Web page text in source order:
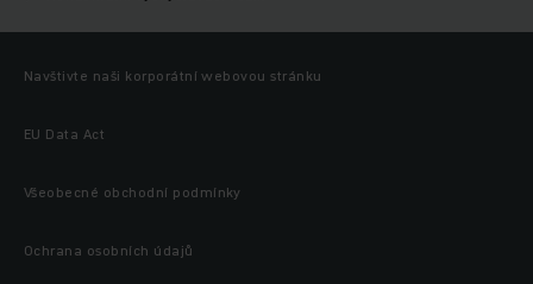
Navštivte naši korporátní webovou stránku
EU Data Act
Všeobecné obchodní podmínky
Ochrana osobních údajů